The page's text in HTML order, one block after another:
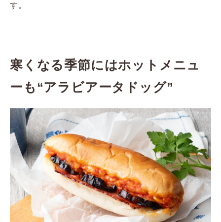
す。
寒くなる季節にはホットメニュ
ーも“アラビアータドッグ”